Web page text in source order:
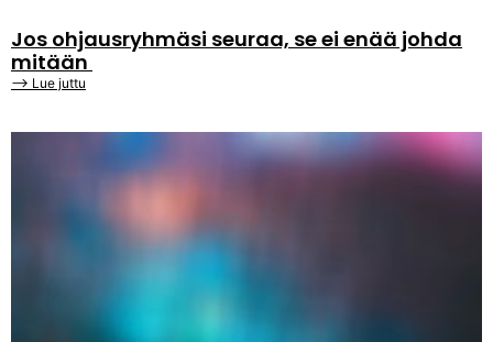
Jos ohjausryhmäsi seuraa, se ei enää johda
mitään
⟶ Lue juttu